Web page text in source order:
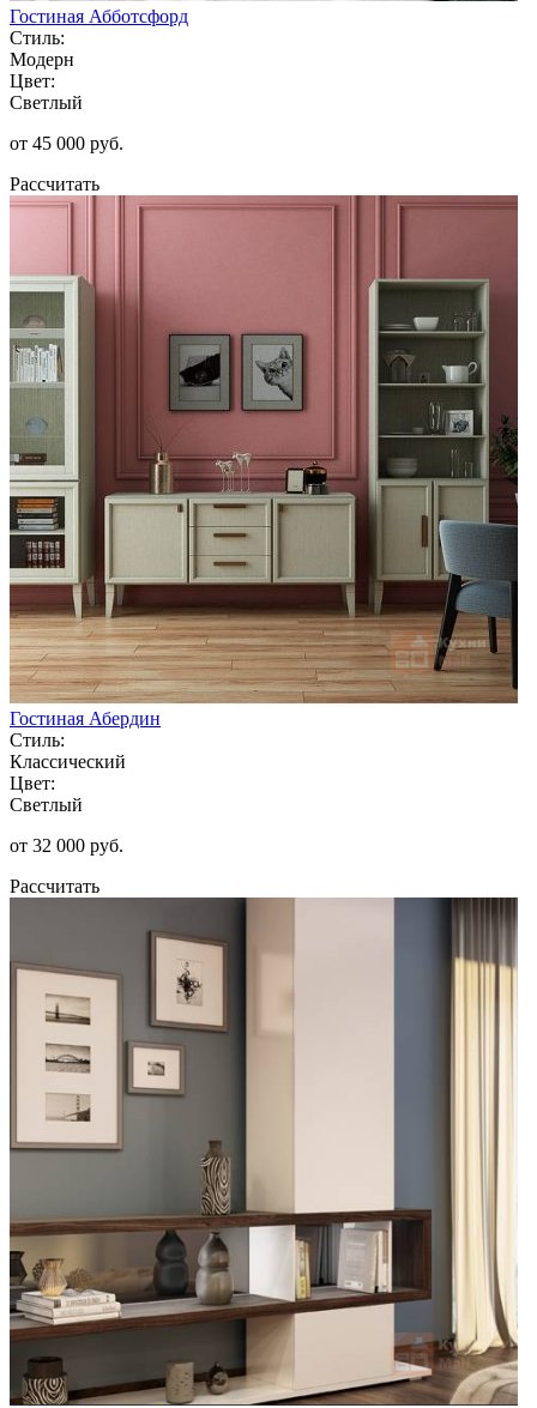
Гостиная Абботсфорд
Стиль:
Модерн
Цвет:
Светлый
от 45 000 руб.
Рассчитать
Гостиная Абердин
Стиль:
Классический
Цвет:
Светлый
от 32 000 руб.
Рассчитать